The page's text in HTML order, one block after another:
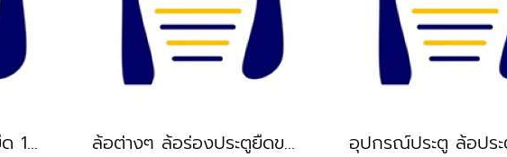
ลูกล้อวิ่งด้านบนประตูยืด 1 มัด ล้อต่างๆ ล้อร่องประตูยืดขนาด 2" ประตูยืด